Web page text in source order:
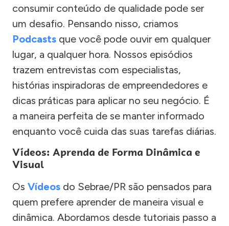
consumir conteúdo de qualidade pode ser
um desafio. Pensando nisso, criamos
Podcasts que você pode ouvir em qualquer
lugar, a qualquer hora. Nossos episódios
trazem entrevistas com especialistas,
histórias inspiradoras de empreendedores e
dicas práticas para aplicar no seu negócio. É
a maneira perfeita de se manter informado
enquanto você cuida das suas tarefas diárias.
Vídeos: Aprenda de Forma Dinâmica e
Visual
Os Vídeos do Sebrae/PR são pensados para
quem prefere aprender de maneira visual e
dinâmica. Abordamos desde tutoriais passo a